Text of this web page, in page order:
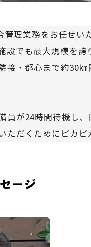
理業務をお任せい
でも最大規模を誇
接・都心まで約30
員が24時間待機し
ただくためにピカピ